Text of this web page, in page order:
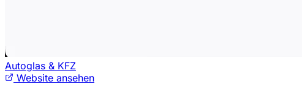
Autoglas & KFZ
Website ansehen